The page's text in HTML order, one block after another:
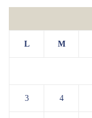
L M
3 4